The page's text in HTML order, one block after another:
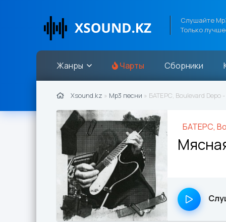
Слушайте
Только
Жанры Чарты Сборники
Xsound.kz » Mp3 песни » БАТЕРС, Boulevard
БАТЕРС,